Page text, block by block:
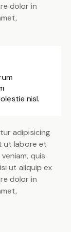
dolor in
nisl.
adipisicing
ut labore et
quis
ut aliquip ex
dolor in